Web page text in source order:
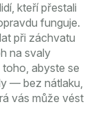
kteří přestali
funguje.
při záchvatu
na svaly
abyste se
— bez nátlaku,
vás může vést